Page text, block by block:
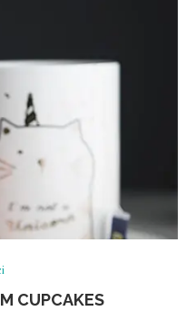
CUPCAKES